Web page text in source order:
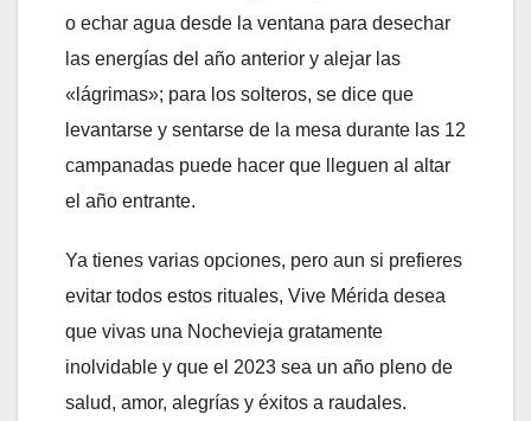
o echar agua desde la ventana para desechar
las energías del año anterior y alejar las
«lágrimas»; para los solteros, se dice que
levantarse y sentarse de la mesa durante las 12
campanadas puede hacer que lleguen al altar
el año entrante.
Ya tienes varias opciones, pero aun si prefieres
evitar todos estos rituales, Vive Mérida desea
que vivas una Nochevieja gratamente
inolvidable y que el 2023 sea un año pleno de
salud, amor, alegrías y éxitos a raudales.